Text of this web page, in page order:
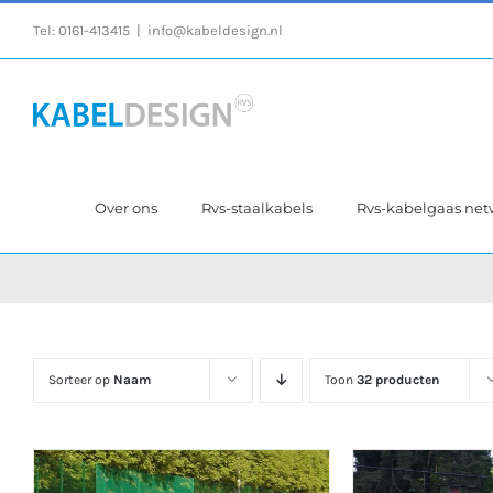
Tel: 0161-413415 info@kabeldesign.nl
Over ons Rvs-staalkabels Rvs-kabelgaas
Sorteer op Naam Toon 32 producten